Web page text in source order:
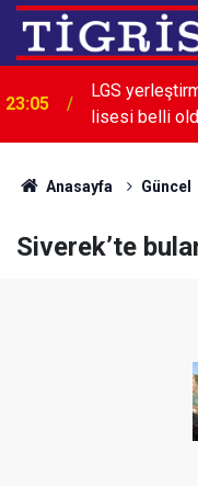
23:05
LGS
lisesi belli
22:28 İran:
Anasayfa Güncel
Siverek’te